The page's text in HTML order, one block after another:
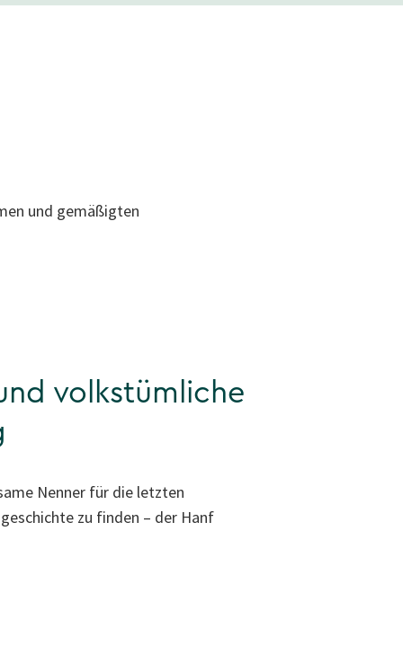
und gemäßigten
volkstümliche
Nenner für die letzten
zu finden – der Hanf